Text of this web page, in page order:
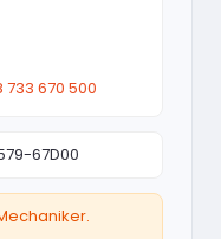
733 670 500
67D00